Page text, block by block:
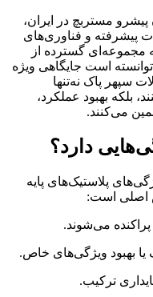
پیشرو مستربچ در ایران،
پیشرفته و فناوری‌های
مجموعه‌ای گسترده از
است جایگاهی ویژه
سپهر پاک نه‌تنها
بلکه بهبود عملکرد،
می‌کنند.
دارد؟
پلاستیک‌های پایه
اصلی است:
می‌شوند.
یا بهبود ویژگی‌های خاص.
ترکیب.